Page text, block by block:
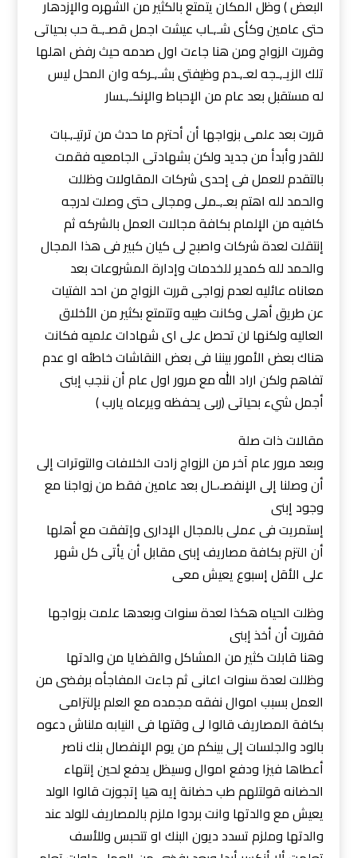
البعض ) وظل المكان يتمتع بالكثير من الشهره والإزدهار
حتى عامين وكأى شـ,ـاب عيشت اجمل قصـ,ـة حب بحياتى
وقررت الزواج ومن هنا جاءت اول صدمه حيث رفض اهلها
تلك الزيـ,ـجه لعـ,ـدم وظيفتى بشـ,ـركه وان المحل ليس
له مستقبل بعد عام من الإحباط والإنكـ,ـسار
قررت بعد علمى بزواجها أن أحترم ما حدث من ترتيـ,ـبات
للقدر وأبدأ من جديد ولكن بشهادتى الجامعيه فقمت
بالتقدم للعمل فى إحدى شركات المقاولات وظللت
والحمد لله اهتم بعـ,ـملى ومجالى حتى وصلت لدرجه
كافيه من الإلمام بكافة مجالات العمل بالشركه ثم
إنتقلت لعدة شركات واصبح لى كيان كبير فى هذا المجال
والحمد لله كمدير للخدمات وإدارة المشروعات بعد
معاناه عائليه لعدم زواجى قررت الزواج من احد الفتيات
عن طريق أهلى وكانت طيبه وتتمتع بكثير من الأخلاق
العاليه ولكنها لن تحصل على اى شهادات علميه فكانت
هناك بعض الأمور بيننا فى بعض النقاشات خاطئه او عدم
تفاهم ولكن اراد الله مع مرور اول عام أن ننجب إبنى
أجمل شيء بحياتى (ربى يحفظه ويرعاه يارب )
مقالات ذات صلة
وبعد مرور عام آخر من الزواج زادت الخلافات والتوترات إلى
أن وصلنا إلى الإنفصـ،ـال بعد عامين فقط من زواجنا مع
وجود إبنى
إستمريت فى عملى بالمجال الإدارى وإتفقت مع أهلها
أن التزم بكافة مصاريف إبنى مقابل أن يأتى كل شهر
على الأقل إسبوع يعيش معى
وظلت الحياه هكذا لعدة سنوات وبعدها علمت بزواجها
فقررت أن أخذ إبنى
وهنا قابلت كثير من المشاكل والقضايا من والدتها
وظللت لعدة سنوات اعانى ثم جاءت المفاجأه برفضى من
العمل بسبب اموال نفقه مجمده مع العلم بإلتزامى
بكافة المصاريف قالوا لى وقتها فى النيابه ملناش دعوه
بالود والجلسات إلى بينكم من يوم الإنفصال بنك ناصر
أعطاها فيزا ودفع اموال وسيظل يدفع لحين إنتهاء
الحضانه قولتلهم طب حضانة إيه هيا إتجوزت قالوا الولد
يعيش مع والدتها وانت بردوا ملزم بالمصاريف للولد عند
والدتها وملزم تسدد ديون البنك او تتحبس وللأسف